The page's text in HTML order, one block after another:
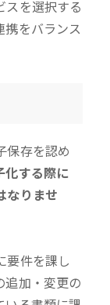
スを選択する
携をバランス
保存を認め
化する際に
なりませ
要件を課し
追加・変更の